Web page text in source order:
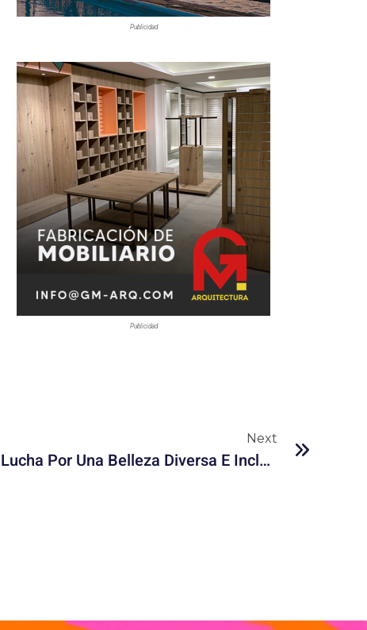
Publicidad
Publicidad
Next
Rompiendo Moldes: La Lucha Por Una Belleza Diversa E Inclusiva